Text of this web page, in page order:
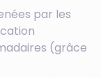
par les
(grâce